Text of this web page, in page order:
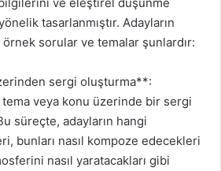
tasarlanmıştır. Adayların
örnek sorular ve temalar şunlardır:
sergi oluşturma**:
veya konu üzerinde bir sergi
süreçte, adayların hangi
bunları nasıl kompoze edecekleri
nasıl yaratacakları gibi